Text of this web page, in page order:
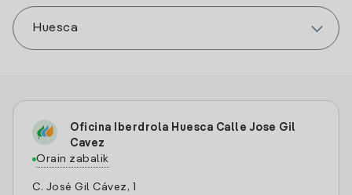
Oficina Iberdrola Huesca Calle Jose Gil
Cavez
Orain zabalik
C. José Gil Cávez, 1